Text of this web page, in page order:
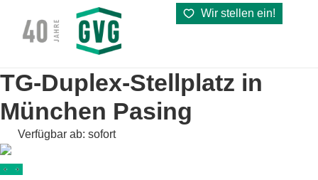
Wir stellen ein!
TG-Duplex-Stellplatz in
München Pasing
Verfügbar ab: sofort